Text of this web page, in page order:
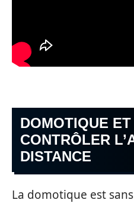
DOMOTIQUE
CONTRÔLER
DISTANCE
La domotique est